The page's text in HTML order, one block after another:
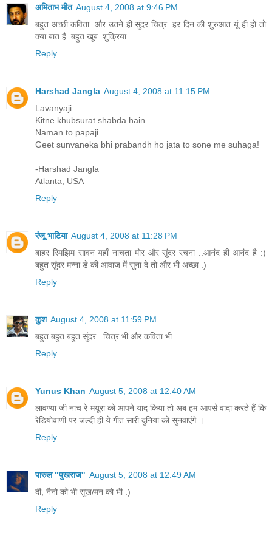
अमिताभ मीत August 4, 2008 at 9:46 PM
बहुत अच्छी कविता. और उतने ही सुंदर चित्र. हर दिन की शुरुआत यूं ही हो तो
क्या बात है. बहुत खूब. शुक्रिया.
Reply
Harshad Jangla August 4, 2008 at 11:15 PM
Lavanyaji
Kitne khubsurat shabda hain.
Naman to papaji.
Geet sunvaneka bhi prabandh ho jata to sone me suhaga!
-Harshad Jangla
Atlanta, USA
Reply
रंजू भाटिया August 4, 2008 at 11:28 PM
बाहर रिमझिम सावन यहाँ नाचता मोर और सुंदर रचना ..आनंद ही आनंद है :)
बहुत सुंदर मन्ना डे की आवाज़ में सुना दे तो और भी अच्छा :)
Reply
कुश August 4, 2008 at 11:59 PM
बहुत बहुत बहुत सुंदर.. चित्र भी और कविता भी
Reply
Yunus Khan August 5, 2008 at 12:40 AM
लावण्‍या जी नाच रे मयूरा को आपने याद किया तो अब हम आपसे वादा करते हैं कि
रेडियोवाणी पर जल्‍दी ही ये गीत सारी दुनिया को सुनवाएंगे ।
Reply
पारुल "पुखराज" August 5, 2008 at 12:49 AM
दी, नैनो को भी सुख/मन को भी :)
Reply